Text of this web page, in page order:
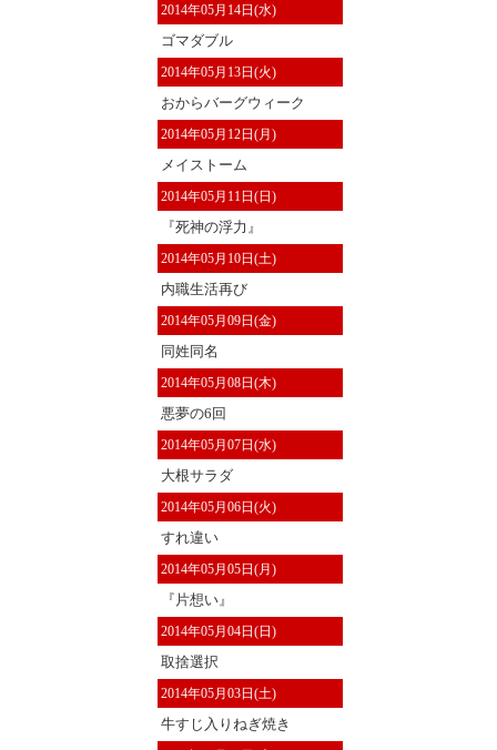
2014年05月14日(水)
ゴマダブル
2014年05月13日(火)
おからバーグウィーク
2014年05月12日(月)
メイストーム
2014年05月11日(日)
『死神の浮力』
2014年05月10日(土)
内職生活再び
2014年05月09日(金)
同姓同名
2014年05月08日(木)
悪夢の6回
2014年05月07日(水)
大根サラダ
2014年05月06日(火)
すれ違い
2014年05月05日(月)
『片想い』
2014年05月04日(日)
取捨選択
2014年05月03日(土)
牛すじ入りねぎ焼き